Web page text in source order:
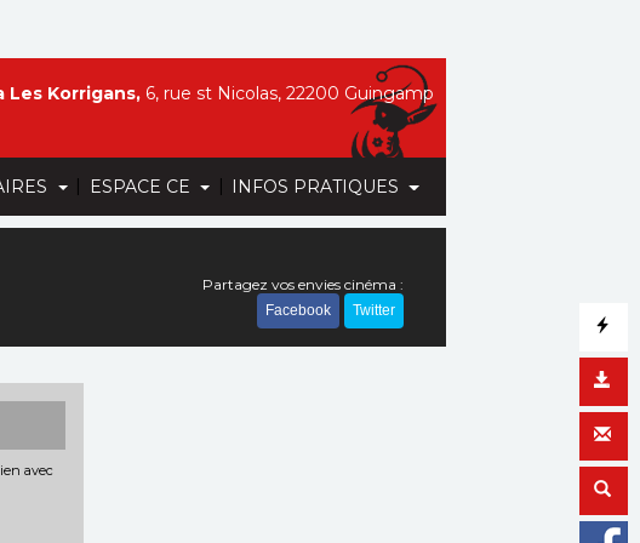
| ESPACE CE | INFOS PRATIQUES
Les Korrigans, 6, rue st Nicolas, 22200 Guingamp
Partagez vos envies cinéma :
Facebook Twitter
avec